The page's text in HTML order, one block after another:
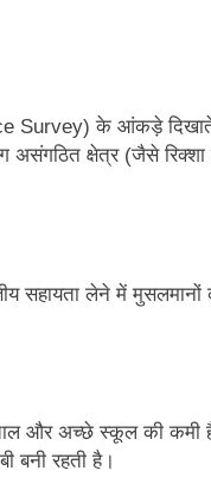
Survey) के आंकड़े
क्षेत्र (जैसे
सहायता लेने में
और अच्छे स्कूल की कमी
बनी रहती है।